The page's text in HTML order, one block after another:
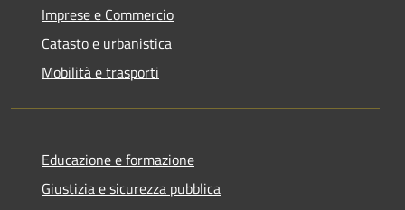
Imprese e Commercio
Catasto e urbanistica
Mobilità e trasporti
Educazione e formazione
Giustizia e sicurezza pubblica